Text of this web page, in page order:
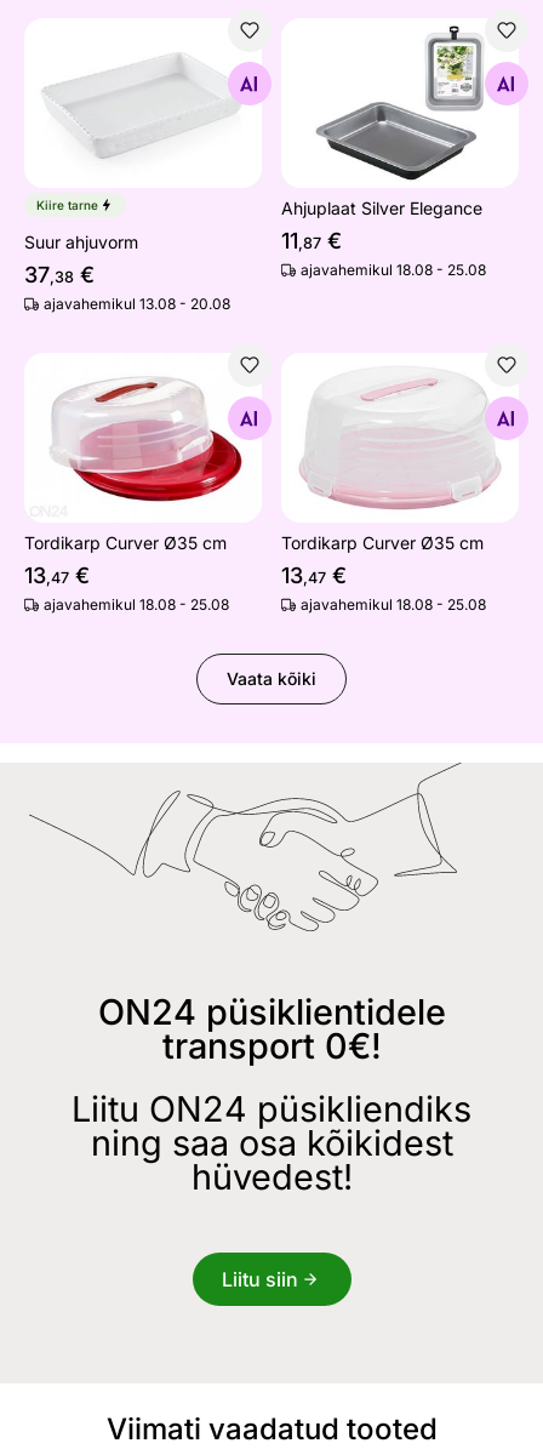
Suur ahjuvorm
Otsi sarnaseid
Kiire tarne
Suur ahjuvorm
37,38 €
ajavahemikul 13.08 - 20.08
Ahjuplaat Silver Elegance
Otsi sarnaseid
Ahjuplaat Silver Elegance
11,87 €
ajavahemikul 18.08 - 25.08
Tordikarp Curver Ø35 cm
Otsi sarnaseid
Tordikarp Curver Ø35 cm
13,47 €
ajavahemikul 18.08 - 25.08
Tordikarp Curver Ø35 cm
Otsi sarnaseid
Tordikarp Curver Ø35 cm
13,47 €
ajavahemikul 18.08 - 25.08
Vaata kõiki
ON24 püsiklientidele
transport 0€!
Liitu ON24 püsikliendiks
ning saa osa kõikidest
hüvedest!
Liitu siin
Viimati vaadatud tooted